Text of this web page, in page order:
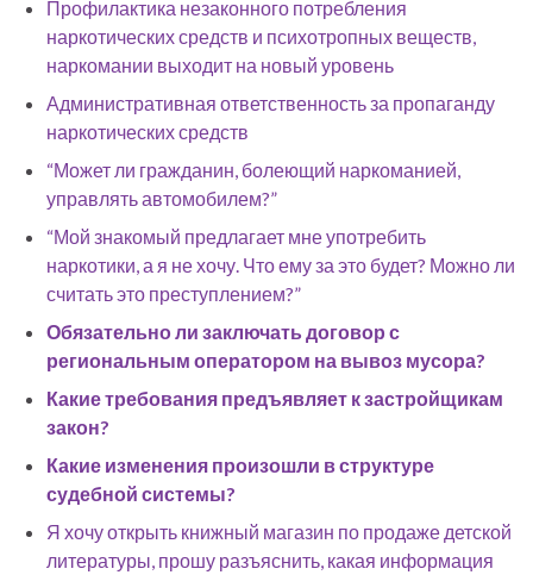
Профилактика незаконного потребления
наркотических средств и психотропных веществ,
наркомании выходит на новый уровень
Административная ответственность за пропаганду
наркотических средств
“Может ли гражданин, болеющий наркоманией,
управлять автомобилем?”
“Мой знакомый предлагает мне употребить
наркотики, а я не хочу. Что ему за это будет? Можно ли
считать это преступлением?”
Обязательно ли заключать договор с
региональным оператором на вывоз мусора?
Какие требования предъявляет к застройщикам
закон?
Какие изменения произошли в структуре
судебной системы?
Я хочу открыть книжный магазин по продаже детской
литературы, прошу разъяснить, какая информация